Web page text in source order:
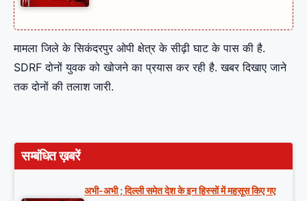
मामला जिले के सिकंदरपुर ओपी क्षेत्र के सीढ़ी घाट के पास की है.
SDRF दोनों युवक को खोजने का प्रयास कर रही है. खबर दिखाए जाने
तक दोनों की तलाश जारी.
सम्बंधित ख़बरें
अभी-अभी ; दिल्ली समेत देश के इन हिस्सों में महसूस किए गए